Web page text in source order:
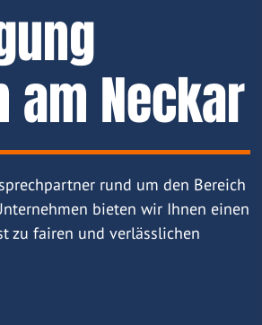
am Neckar
rund um den Bereich
bieten wir Ihnen einen
zu fairen und verlässlichen